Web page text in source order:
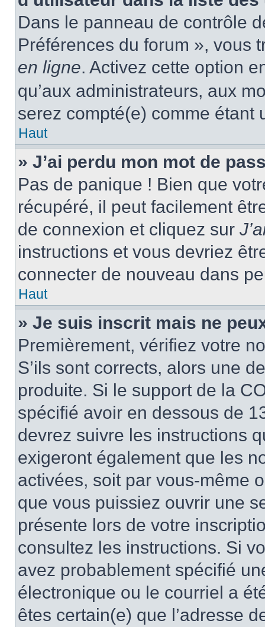
Dans le panneau de contrôle
Préférences du forum », vous
en ligne. Activez cette option
qu’aux administrateurs, aux
serez compté(e) comme étant
Haut
» J’ai perdu mon mot de
Pas de panique ! Bien que
récupéré, il peut facilement
de connexion et cliquez sur
instructions et vous devriez
connecter de nouveau dans
Haut
» Je suis inscrit mais ne
Premièrement, vérifiez votre
S’ils sont corrects, alors une
produite. Si le support de la
spécifié avoir en dessous de
devrez suivre les instructions
exigeront également que les
activées, soit par vous-même
que vous puissiez ouvrir une
présente lors de votre
consultez les instructions. Si
avez probablement spécifié
électronique ou le courriel a
êtes certain(e) que l’adresse